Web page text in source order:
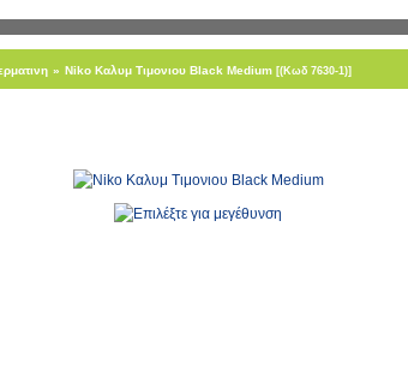
» Niko Καλυμ Τιμονιου Black Medium [(Κωδ 7630-1)]